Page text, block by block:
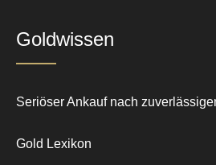
Goldwissen
Seriöser Ankauf nach
Gold Lexikon